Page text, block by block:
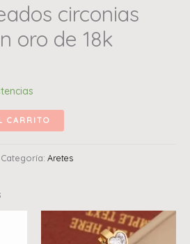
circonias
oro de 18k
CARRITO
Categoría: Aretes